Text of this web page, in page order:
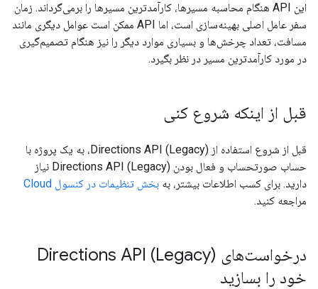
این API هنگام محاسبه مسیرها، کارآمدترین مسیرها را برمی‌گرداند. زمان
سفر عامل اصلی بهینه‌سازی است، اما API ممکن است عوامل دیگری مانند
مسافت، تعداد چرخش‌ها و بسیاری موارد دیگر را نیز هنگام تصمیم‌گیری
در مورد کارآمدترین مسیر در نظر بگیرد.
قبل از اینکه شروع کنی
قبل از شروع استفاده از Directions API (Legacy)، به یک پروژه با
حساب صورتحساب و فعال بودن Directions API (Legacy) نیاز
دارید. برای کسب اطلاعات بیشتر، به بخش تنظیمات در کنسول Cloud
مراجعه کنید.
درخواست‌های Directions API (Legacy)
خود را بسازید